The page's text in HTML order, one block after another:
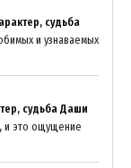
судьба
и узнаваемых
судьба Даши
и это ощущение